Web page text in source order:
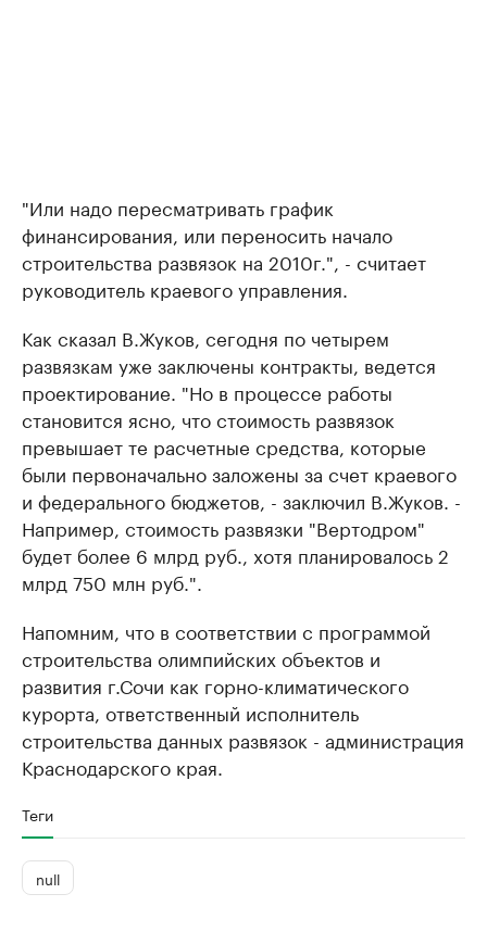
"Или надо пересматривать график
финансирования, или переносить начало
строительства развязок на 2010г.", - считает
руководитель краевого управления.
Как сказал В.Жуков, сегодня по четырем
развязкам уже заключены контракты, ведется
проектирование. "Но в процессе работы
становится ясно, что стоимость развязок
превышает те расчетные средства, которые
были первоначально заложены за счет краевого
и федерального бюджетов, - заключил В.Жуков. -
Например, стоимость развязки "Вертодром"
будет более 6 млрд руб., хотя планировалось 2
млрд 750 млн руб.".
Напомним, что в соответствии с программой
строительства олимпийских объектов и
развития г.Сочи как горно-климатического
курорта, ответственный исполнитель
строительства данных развязок - администрация
Краснодарского края.
Теги
null